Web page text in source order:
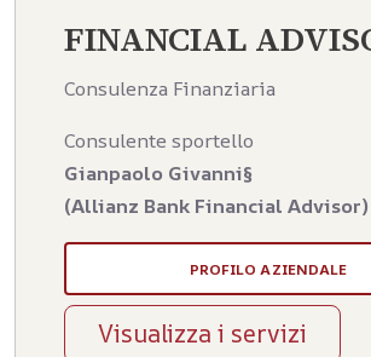
FINANCIAL
Consulenza Finanziaria
Consulente sportello
Gianpaolo Givanni§
(Allianz Bank Financial Advisor)
PROFILO AZIENDALE
Visualizza i servizi